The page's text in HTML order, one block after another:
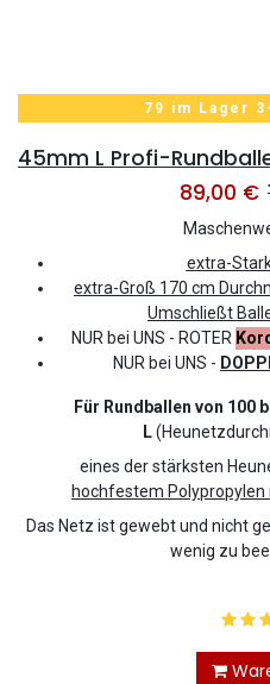
79 im Lager
89,00 €
extra-
extra-Groß 170 cm
Umschließt
NUR bei UNS - ROTER
NUR bei UNS -
Für Rundballen von 100
L
eines der stärksten
hochfestem
Das Netz ist gewebt und nicht
wenig zu